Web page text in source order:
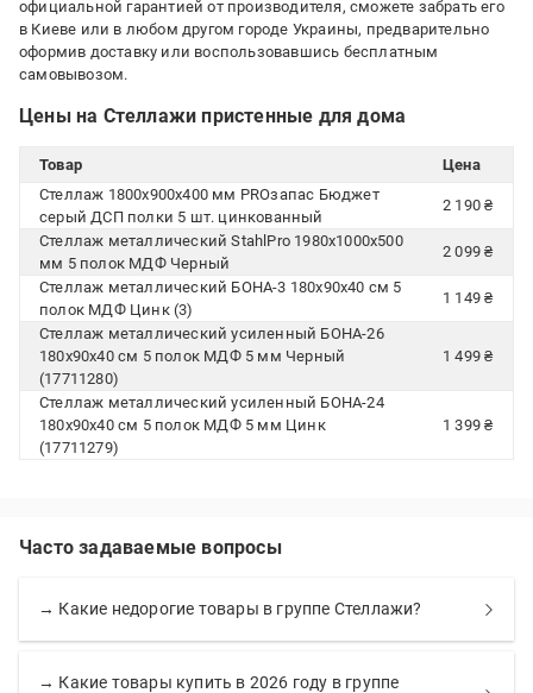
официальной гарантией от производителя, сможете забрать его
в Киеве или в любом другом городе Украины, предварительно
оформив доставку или воспользовавшись бесплатным
самовывозом.
Цены на Стеллажи пристенные для дома
Товар
Цена
Стеллаж 1800x900x400 мм PROзапас Бюджет
серый ДСП полки 5 шт. цинкованный
2 190 ₴
Стеллаж металлический StahlPro 1980x1000x500
мм 5 полок МДФ Черный
2 099 ₴
Стеллаж металлический БОНА-3 180х90х40 см 5
полок МДФ Цинк (3)
1 149 ₴
Стеллаж металлический усиленный БОНА-26
180х90х40 см 5 полок МДФ 5 мм Черный
(17711280)
1 499 ₴
Стеллаж металлический усиленный БОНА-24
180х90х40 см 5 полок МДФ 5 мм Цинк
(17711279)
1 399 ₴
Часто задаваемые вопросы
→ Какие недорогие товары в группе Стеллажи?
→ Какие товары купить в 2026 году в группе